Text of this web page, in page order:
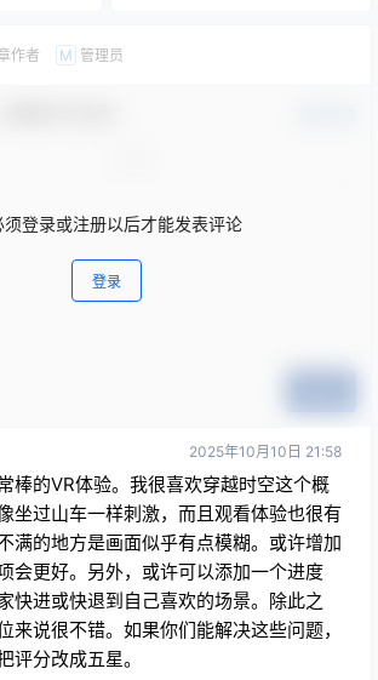
作者 M 管理员
须登录或注册以后才能发表评论
登录
2025年10月10日 21:58
棒的VR体验。我很喜欢穿越时空这个概
坐过山车一样刺激，而且观看体验也很有
满的地方是画面似乎有点模糊。或许增加
会更好。另外，或许可以添加一个进度
快进或快退到自己喜欢的场景。除此之
来说很不错。如果你们能解决这些问题，
评分改成五星。